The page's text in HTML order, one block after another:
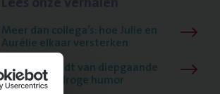
Meer dan collega’s: hoe Julie en
Aurélie elkaar versterken
Mathias houdt van diepgaande
dossiers én droge humor